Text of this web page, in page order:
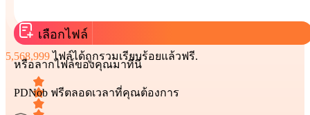
เลือกไฟล์
หรือลากไฟล์ของคุณมาที่นี่
PDNob ฟรีตลอดเวลาที่คุณต้องการ
5,568,999ไฟล์ได้ถูกรวมเรียบร้อยแล้วฟรี.